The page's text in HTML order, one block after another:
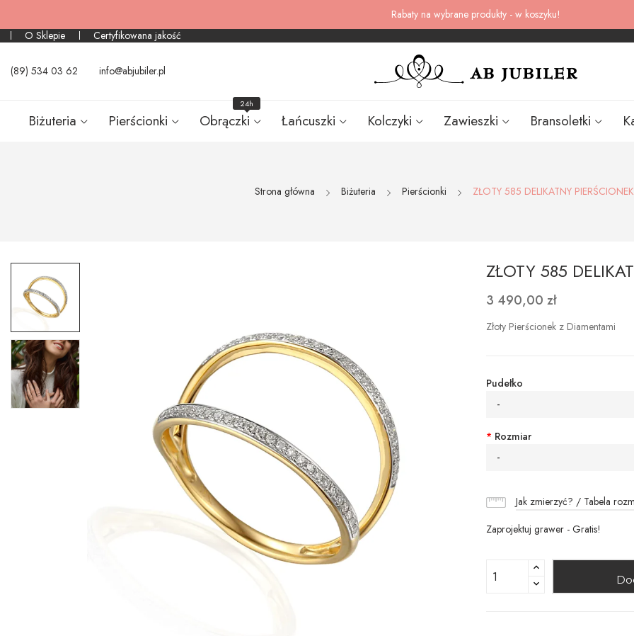
Rabaty na wybrane produkty - w koszyku!
O Sklepie
Certyfikowana jakość
(89) 534 03 62 info@abjubiler.pl
Biżuteria Pierścionki Obrączki
24h
Łańcuszki Kolczyki Zawieszki Bransoletki
Strona główna Biżuteria Pierścionki ZŁOTY 585 DELIKATNY
ZŁOTY 585
3 490,00 zł
Złoty Pierścionek z Diamentami
Pudełko
-
* Rozmiar
-
Jak zmierzyć? / Tabela
Zaprojektuj grawer - Gratis!